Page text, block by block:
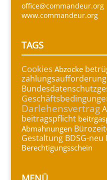
office@commandeur.org
www.commandeur.org
TAGS
Cookies Abzocke
zahlungsaufforderung
Darlehensvertrag
beitragspflicht
Abmahnungen
Gestaltung BDSG-neu
Berechtigungsschein